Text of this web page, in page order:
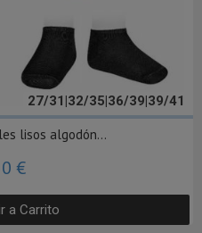
27/31|32/35|36/39|39/41
lisos algodón...
€
a Carrito